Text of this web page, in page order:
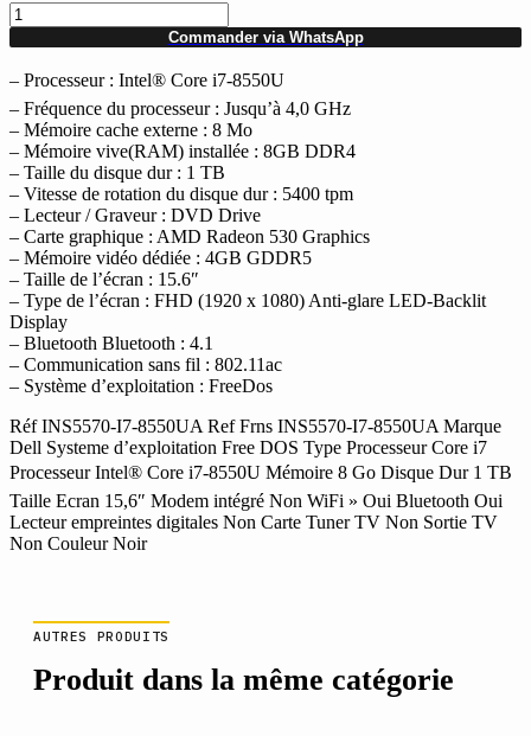
quantité
de
PC
Portable
DELL
Inspiron
5570
i7-
8550U
15,6
8GB
1TB
Freedos
Commander via WhatsApp
– Processeur : Intel® Core i7-8550U
– Fréquence du processeur : Jusqu’à 4,0 GHz
– Mémoire cache externe : 8 Mo
– Mémoire vive(RAM) installée : 8GB DDR4
– Taille du disque dur : 1 TB
– Vitesse de rotation du disque dur : 5400 tpm
– Lecteur / Graveur : DVD Drive
– Carte graphique : AMD Radeon 530 Graphics
– Mémoire vidéo dédiée : 4GB GDDR5
– Taille de l’écran : 15.6″
– Type de l’écran : FHD (1920 x 1080) Anti-glare LED-Backlit
Display
– Bluetooth Bluetooth : 4.1
– Communication sans fil : 802.11ac
– Système d’exploitation : FreeDos
Réf INS5570-I7-8550UA Ref Frns INS5570-I7-8550UA Marque
Dell Systeme d’exploitation Free DOS Type Processeur Core i7
Processeur Intel® Core i7-8550U Mémoire 8 Go Disque Dur 1 TB
Taille Ecran 15,6″ Modem intégré Non WiFi » Oui Bluetooth Oui
Lecteur empreintes digitales Non Carte Tuner TV Non Sortie TV
Non Couleur Noir
AUTRES PRODUITS
Produit dans la même catégorie